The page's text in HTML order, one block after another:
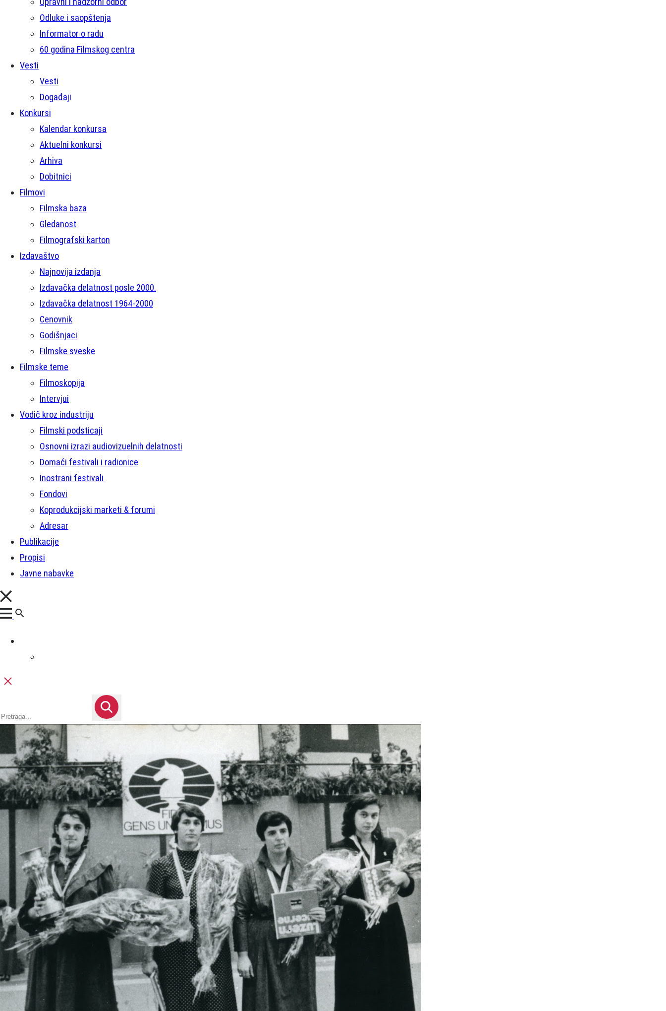
Odluke i saopštenja
Informator o radu
60 godina Filmskog centra
Vesti
Vesti
Događaji
Konkursi
Kalendar konkursa
Aktuelni konkursi
Arhiva
Dobitnici
Filmovi
Filmska baza
Gledanost
Filmografski karton
Izdavaštvo
Najnovija izdanja
Izdavačka delatnost posle 2000.
Izdavačka delatnost 1964-2000
Cenovnik
Godišnjaci
Filmske sveske
Filmske teme
Filmoskopija
Intervjui
Vodič kroz industriju
Filmski podsticaji
Osnovni izrazi audiovizuelnih delatnosti
Domaći festivali i radionice
Inostrani festivali
Fondovi
Koprodukcijski marketi & forumi
Adresar
Publikacije
Propisi
Javne nabavke